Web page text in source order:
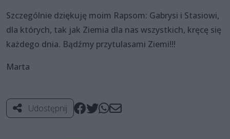
Szczególnie dziękuję moim Rapsom: Gabrysi i Stasiowi,
dla których, tak jak Ziemia dla nas wszystkich, kręcę się
każdego dnia. Bądźmy przytulasami Ziemi!!!
Marta
Udostępnij